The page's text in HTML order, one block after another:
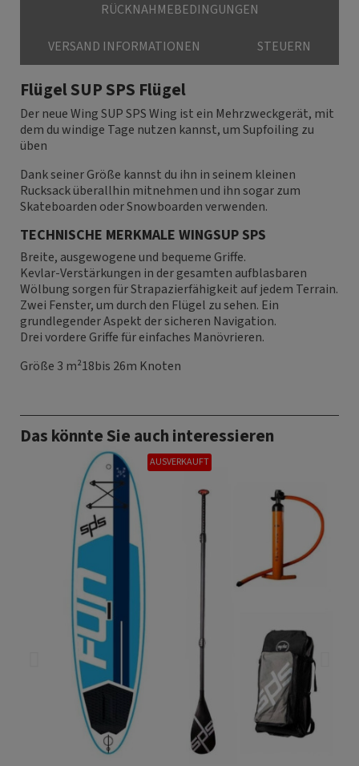
RÜCKNAHMEBEDINGUNGEN
VERSAND INFORMATIONEN STEUERN
Flügel SUP SPS Flügel
Der neue Wing SUP SPS Wing ist ein Mehrzweckgerät, mit
dem du windige Tage nutzen kannst, um Supfoiling zu
üben
Dank seiner Größe kannst du ihn in seinem kleinen
Rucksack überallhin mitnehmen und ihn sogar zum
Skateboarden oder Snowboarden verwenden.
TECHNISCHE MERKMALE WINGSUP SPS
Breite, ausgewogene und bequeme Griffe.
Kevlar-Verstärkungen in der gesamten aufblasbaren
Wölbung sorgen für Strapazierfähigkeit auf jedem Terrain.
Zwei Fenster, um durch den Flügel zu sehen. Ein
grundlegender Aspekt der sicheren Navigation.
Drei vordere Griffe für einfaches Manövrieren.
Größe 3 m²18bis 26m Knoten
Das könnte Sie auch interessieren
AUSVERKAUFT